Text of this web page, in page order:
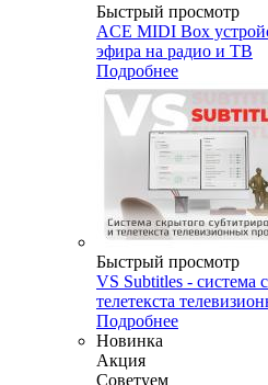
Быстрый просмотр
ACE MIDI Box
эфира на радио и ТВ
Подробнее
Быстрый просмотр
VS Subtitles - система
телетекста
Подробнее
Новинка
Акция
Советуем